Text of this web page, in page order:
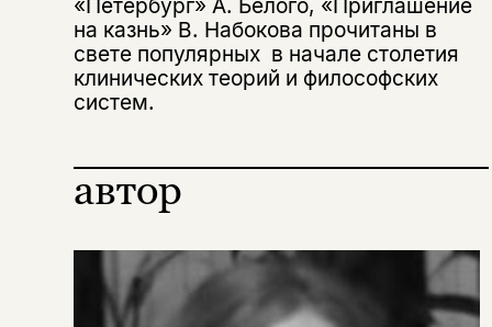
«Петербург» А. Белого, «Приглашение
на казнь» В. Набокова прочитаны в
свете популярных в начале столетия
клинических теорий и философских
систем.
автор
Подписка на рассылку
о книгах и событиях «НЛО».
За подписку дарим промокод на
скидку 15%
Этой книги временно
нет в продаже.
на склад получить письмо на указанный
электронный адрес.
Эта книга
не предназначена для
несовершеннолетних